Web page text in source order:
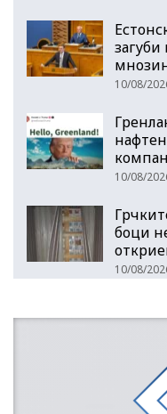
10/08/
10/08/
боци
10/08/